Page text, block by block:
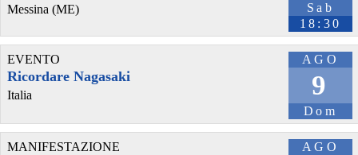
Sab
18:30
Messina (ME)
AGO
9
Dom
EVENTO
Ricordare Nagasaki
Italia
AGO
MANIFESTAZIONE